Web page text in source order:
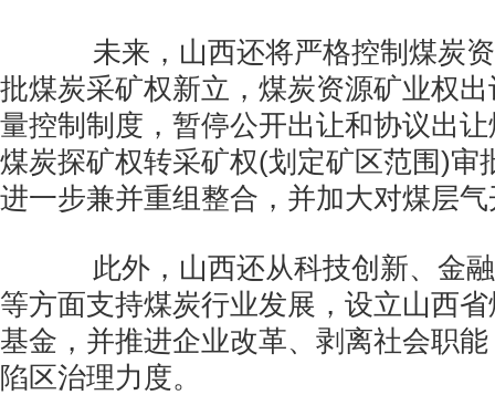
未来，山西还将严格控制煤炭资
批煤炭采矿权新立，煤炭资源矿业权
量控制制度，暂停公开出让和协议出
煤炭探矿权转采矿权(划定矿区范围)审
进一步兼并重组整合，并加大对煤层
此外，山西还从科技创新、金融
等方面支持煤炭行业发展，设立山西
基金，并推进企业改革、剥离社会职
陷区治理力度。